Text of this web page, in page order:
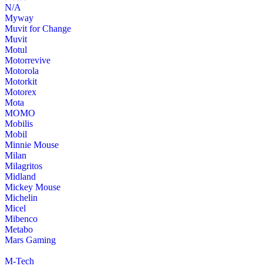
N/A
Myway
Muvit for Change
Muvit
Motul
Motorrevive
Motorola
Motorkit
Motorex
Mota
MOMO
Mobilis
Mobil
Minnie Mouse
Milan
Milagritos
Midland
Mickey Mouse
Michelin
Micel
Mibenco
Metabo
Mars Gaming
M-Tech